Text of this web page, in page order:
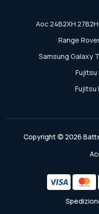
Aoc 24B2XH
Range
Samsung Galaxy
Fujitsu
Fujitsu
Copyright © 2026